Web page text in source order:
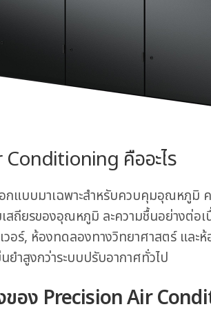
Conditioning คืออะไร
กแบบมาเฉพาะสำหรับควบคุมอุณหภูมิ
สถียรของอุณหภูมิ ละความชื้นอย่างต่อ
วอร์, ห้องทดลองทางวิทยาศาสตร์ และ
ำสูงกว่าระบบปรับอากาศทั่วไป
อง Precision Air